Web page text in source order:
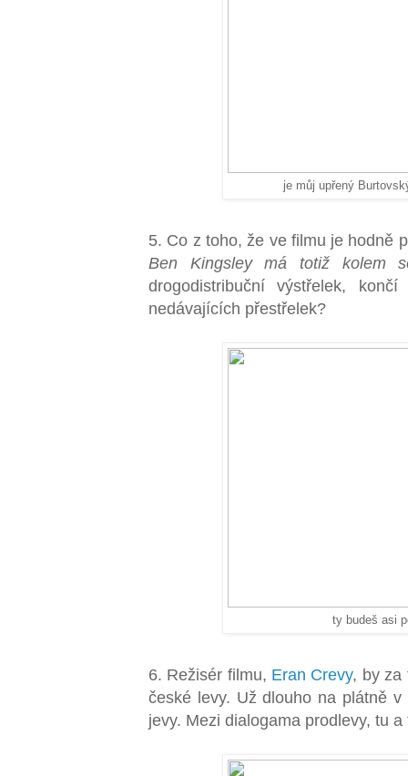
je můj upřený
5. Co z toho, že ve filmu je hodně
Ben Kingsley má totiž kolem
drogodistribuční výstřelek,
nedávajících přestřelek?
ty budeš asi
6. Režisér filmu, Eran Crevy, by za
české levy. Už dlouho na plátně
jevy. Mezi dialogama prodlevy, tu